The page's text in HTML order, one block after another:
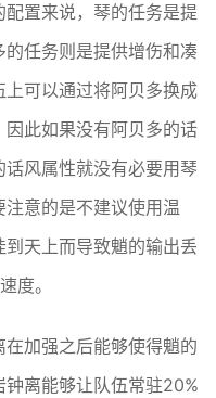
置来说，琴的任务是提
任务则是提供增伤和凑
可以通过将阿贝多换成
此如果没有阿贝多的话
风属性就没有必要用琴
意的是不建议使用温
天上而导致魈的输出丢
度。
加强之后能够使得魈的
离能够让队伍常驻20%